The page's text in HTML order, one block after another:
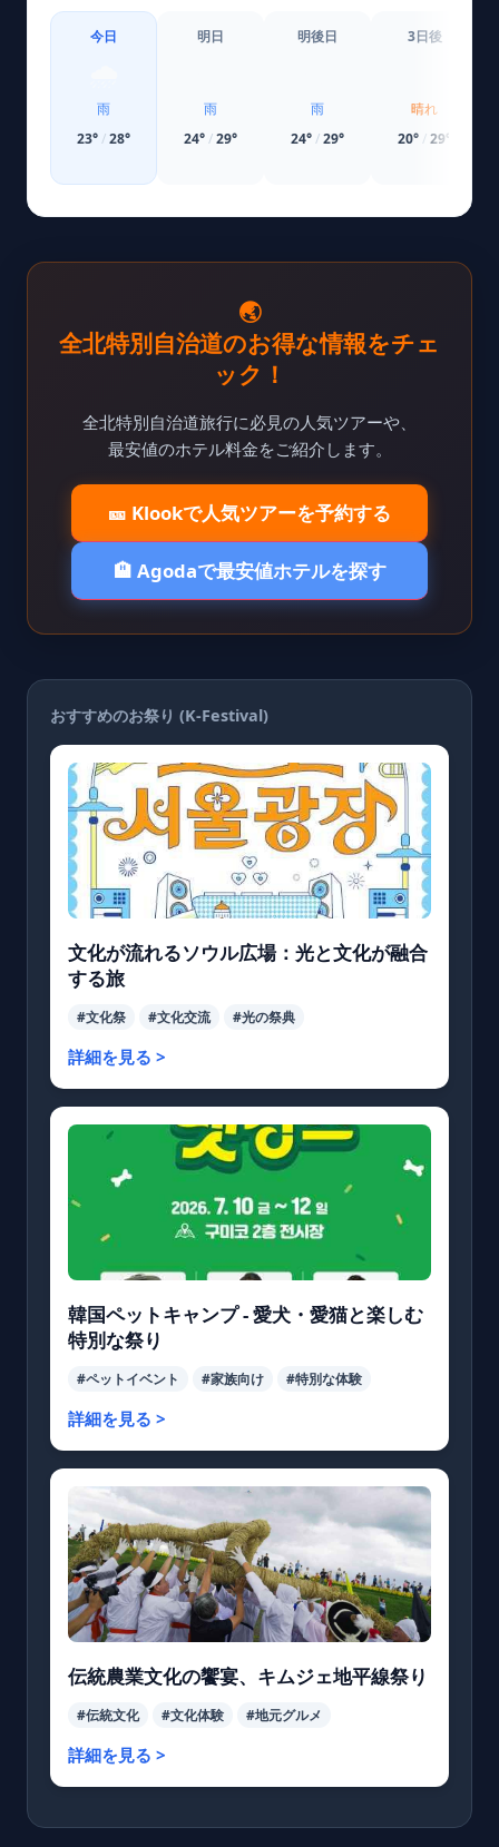
今日
雨
23°/28°
明日
雨
24°/29°
明後日
雨
24°/29°
3日後
晴れ
20° /29°
🌏
全北特別自治道のお得な情報をチェ
ック！
全北特別自治道旅行に必見の人気ツアーや、
最安値のホテル料金をご紹介します。
🎫 Klookで人気ツアーを予約する
🏨 Agodaで最安値ホテルを探す
おすすめのお祭り (K-Festival)
文化が流れるソウル広場：光と文化が融合
する旅
#文化祭 #文化交流 #光の祭典
詳細を見る >
韓国ペットキャンプ - 愛犬・愛猫と楽しむ
特別な祭り
#ペットイベント #家族向け #特別な体験
詳細を見る >
伝統農業文化の饗宴、キムジェ地平線祭り
#伝統文化 #文化体験 #地元グルメ
詳細を見る >